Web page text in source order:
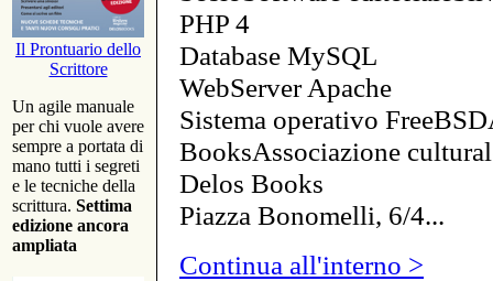
Il Prontuario dello
Scrittore
Un agile manuale
per chi vuole avere
sempre a portata di
mano tutti i segreti
e le tecniche della
scrittura. Settima
edizione ancora
ampliata
PHP 4
Database MySQL
WebServer Apache
Sistema operativo
BooksAssociazione
Delos Books
Piazza Bonomelli, 6/4...
Continua all'interno >